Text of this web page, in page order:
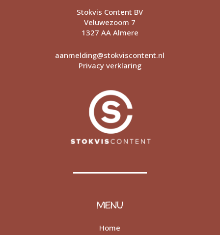
Stokvis Content BV
Veluwezoom 7
1327 AA Almere
aanmelding@stokviscontent.nl
Privacy verklaring
MENU
Home